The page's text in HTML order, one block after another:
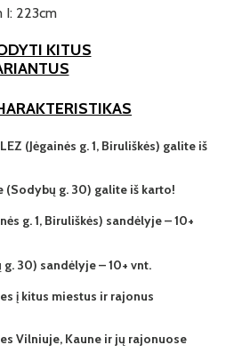
I: 223cm
KITUS
(Jėgainės g. 1, Biruliškės) galite iš
(Sodybų g. 30) galite iš karto!
g. 1, Biruliškės) sandėlyje – 10+
30) sandėlyje – 10+ vnt.
į kitus miestus ir rajonus
Vilniuje, Kaune ir jų rajonuose